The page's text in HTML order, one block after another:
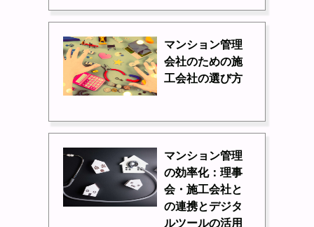
マンション管理
会社のための施
工会社の選び方
マンション管理
の効率化：理事
会・施工会社と
の連携とデジタ
ルツールの活用